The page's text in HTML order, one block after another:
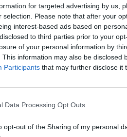
for targeted advertising by us,
selection. Please note that after your
interest-based ads based on
to third parties prior to your
of your personal information by
This information may also be disclosed
Participants that may further disclose it
Data Processing Opt Outs
opt-out of the Sharing of my personal
полет на Jetstar, пътуващ
, след като пътник
ситуация по време на
с тиксо.
ноември 2023 г.,
дишане, предизвикано
врата